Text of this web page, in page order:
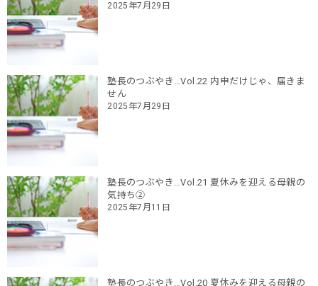
2025年7月29日
塾長のつぶやき…Vol.22 内申だけじゃ、届きま
せん
2025年7月29日
塾長のつぶやき…Vol.21 夏休みを迎える母親の
気持ち②
2025年7月11日
塾長のつぶやき…Vol.20 夏休みを迎える母親の